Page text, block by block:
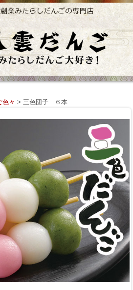
色々 > 三色団子 ６本